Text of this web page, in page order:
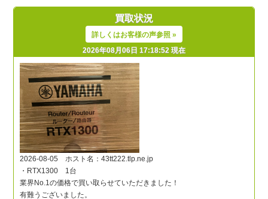
買取状況
詳しくはお客様の声参照 »
2026年08月06日 17:18:52 現在